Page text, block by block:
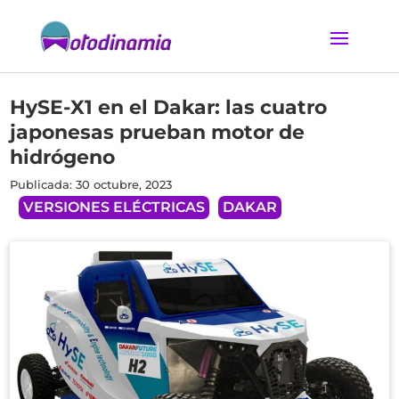
HySE-X1 en el Dakar: las cuatro
japonesas prueban motor de
hidrógeno
Publicada: 30 octubre, 2023
VERSIONES ELÉCTRICAS DAKAR